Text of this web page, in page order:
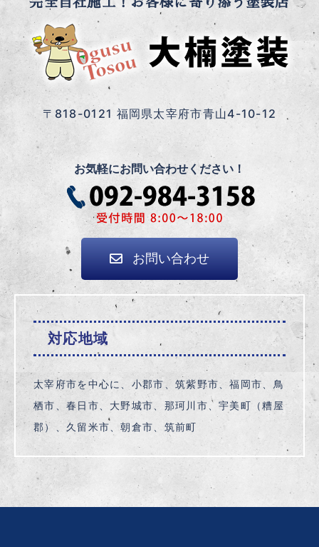
〒818-0121 福岡県太宰府市青山4-10-12
お気軽にお問い合わせください！
お問い合わせ
対応地域
太宰府市を中心に、小郡市、筑紫野市、福岡市、鳥
栖市、春日市、大野城市、那珂川市、宇美町（糟屋
郡）、久留米市、朝倉市、筑前町